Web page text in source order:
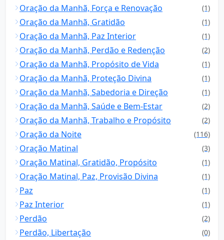
Oração da Manhã, Força e Renovação (1)
Oração da Manhã, Gratidão (1)
Oração da Manhã, Paz Interior (1)
Oração da Manhã, Perdão e Redenção (2)
Oração da Manhã, Propósito de Vida (1)
Oração da Manhã, Proteção Divina (1)
Oração da Manhã, Sabedoria e Direção (1)
Oração da Manhã, Saúde e Bem-Estar (2)
Oração da Manhã, Trabalho e Propósito (2)
Oração da Noite (116)
Oração Matinal (3)
Oração Matinal, Gratidão, Propósito (1)
Oração Matinal, Paz, Provisão Divina (1)
Paz (1)
Paz Interior (1)
Perdão (2)
Perdão, Libertação (0)